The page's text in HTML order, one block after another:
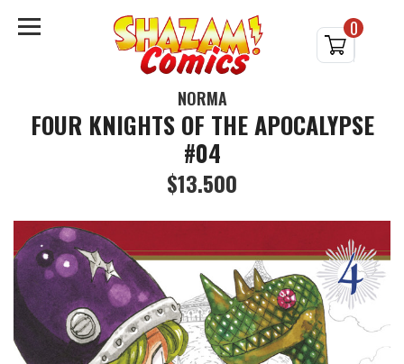
0
NORMA
FOUR KNIGHTS OF THE APOCALYPSE
#04
$13.500